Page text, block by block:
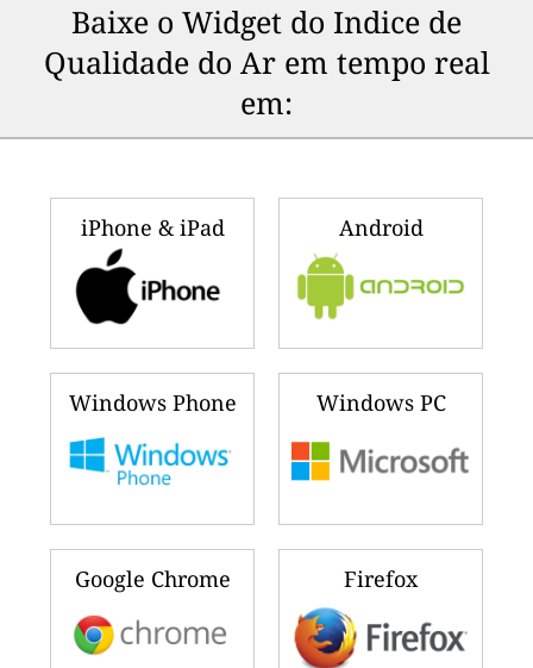
Baixe o Widget do Indice de
Qualidade do Ar em tempo real
em:
iPhone & iPad Android
Windows Phone Windows PC
Google Chrome Firefox